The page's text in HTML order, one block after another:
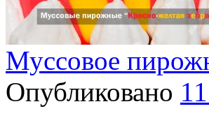
Муссовое
Опубликовано